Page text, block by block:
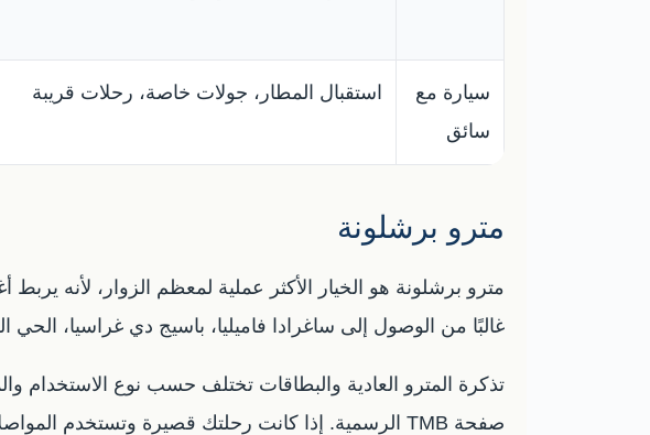
سيارة مع
سائق
استقبال المطار، جولات خاصة، رحلات قريبة
مترو برشلونة
مترو برشلونة هو الخيار الأكثر عملية لمعظم الزوار، لأنه
غالبًا من الوصول إلى ساغرادا فاميليا، باسيج دي غراسيا،